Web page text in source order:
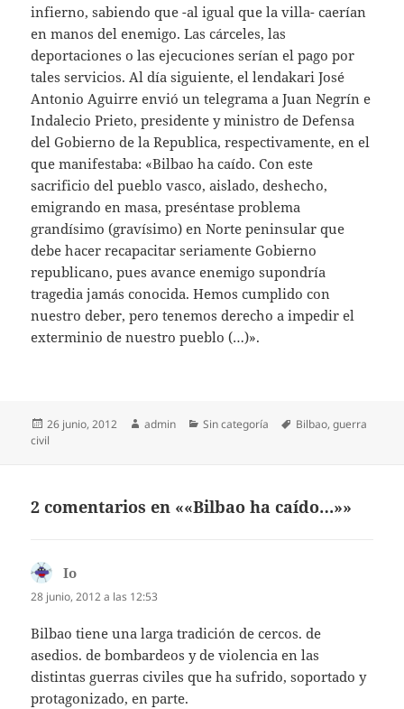
infierno, sabiendo que -al igual que la villa- caerían
en manos del enemigo. Las cárceles, las
deportaciones o las ejecuciones serían el pago por
tales servicios. Al día siguiente, el lendakari José
Antonio Aguirre envió un telegrama a Juan Negrín e
Indalecio Prieto, presidente y ministro de Defensa
del Gobierno de la Republica, respectivamente, en el
que manifestaba: «Bilbao ha caído. Con este
sacrificio del pueblo vasco, aislado, deshecho,
emigrando en masa, preséntase problema
grandísimo (gravísimo) en Norte peninsular que
debe hacer recapacitar seriamente Gobierno
republicano, pues avance enemigo supondría
tragedia jamás conocida. Hemos cumplido con
nuestro deber, pero tenemos derecho a impedir el
exterminio de nuestro pueblo (…)».
Publicado
el
26 junio, 2012 Autor
admin Categorías
Sin categoría Etiquetas
Bilbao,guerra
civil
2 comentarios en ««Bilbao ha caído…»»
Io
28 junio, 2012 a las 12:53
Bilbao tiene una larga tradición de cercos. de
asedios. de bombardeos y de violencia en las
distintas guerras civiles que ha sufrido, soportado y
protagonizado, en parte.